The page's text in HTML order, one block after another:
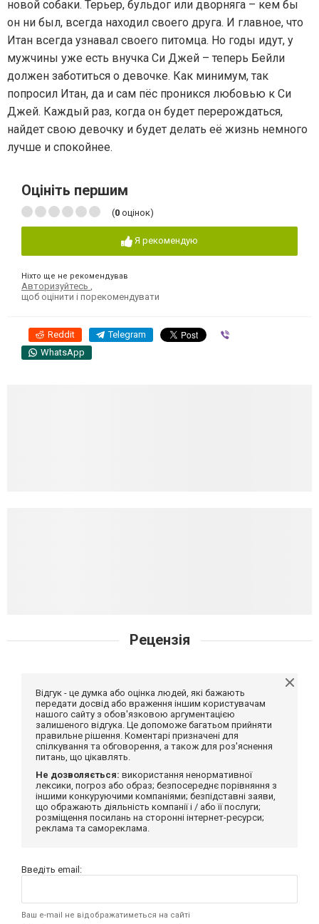
новой собаки. Терьер, бульдог или дворняга – кем бы
он ни был, всегда находил своего друга. И главное, что
Итан всегда узнавал своего питомца. Но годы идут, у
мужчины уже есть внучка Си Джей – теперь Бейли
должен заботиться о девочке. Как минимум, так
попросил Итан, да и сам пёс проникся любовью к Си
Джей. Каждый раз, когда он будет перерождаться,
найдет свою девочку и будет делать её жизнь немного
лучше и спокойнее.
Оцініть першим
(0 оцінок)
Я рекомендую
Ніхто ще не рекомендував
Авторизуйтесь
щоб оцінити і порекомендувати
Reddit Telegram
WhatsApp
Рецензія
Відгук - це думка або оцінка людей, які бажають
передати досвід або враження іншим користувачам
нашого сайту з обов'язковою аргументацією
залишеного відгука. Це допоможе багатьом прийняти
правильне рішення. Коментарі призначені для
спілкування та обговорення, а також для роз'яснення
питань, що цікавлять.
Не дозволяється: використання ненормативної
лексики, погроз або образ; безпосереднє порівняння з
іншими конкуруючими компаніями; безпідставні заяви,
що ображають діяльність компанії і / або її послуги;
розміщення посилань на сторонні інтернет-ресурси;
реклама та самореклама.
Введіть email:
Ваш e-mail не відображатиметься на сайті